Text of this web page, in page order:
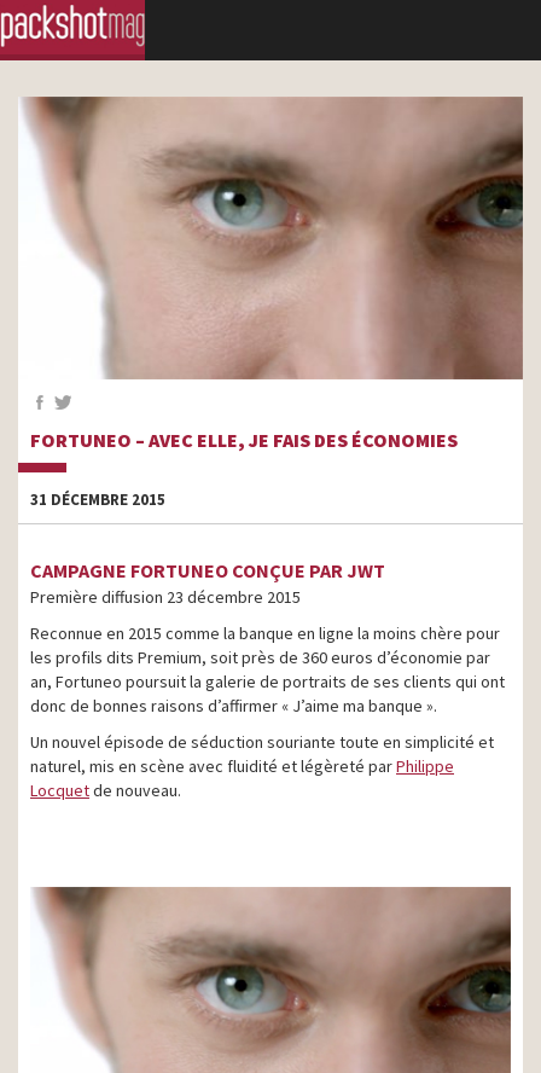
FORTUNEO – AVEC ELLE, JE FAIS DES ÉCONOMIES
31 DÉCEMBRE 2015
CAMPAGNE FORTUNEO CONÇUE PAR JWT
Première diffusion 23 décembre 2015
Reconnue en 2015 comme la banque en ligne la moins chère pour
les profils dits Premium, soit près de 360 euros d’économie par
an, Fortuneo poursuit la galerie de portraits de ses clients qui ont
donc de bonnes raisons d’affirmer « J’aime ma banque ».
Un nouvel épisode de séduction souriante toute en simplicité et
naturel, mis en scène avec fluidité et légèreté parPhilippe
Locquetde nouveau.